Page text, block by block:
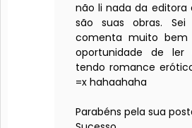
não li nada da editora
são suas obras.
comenta muito
oportunidade de ler
tendo romance
=x hahaahaha
Parabéns pela sua